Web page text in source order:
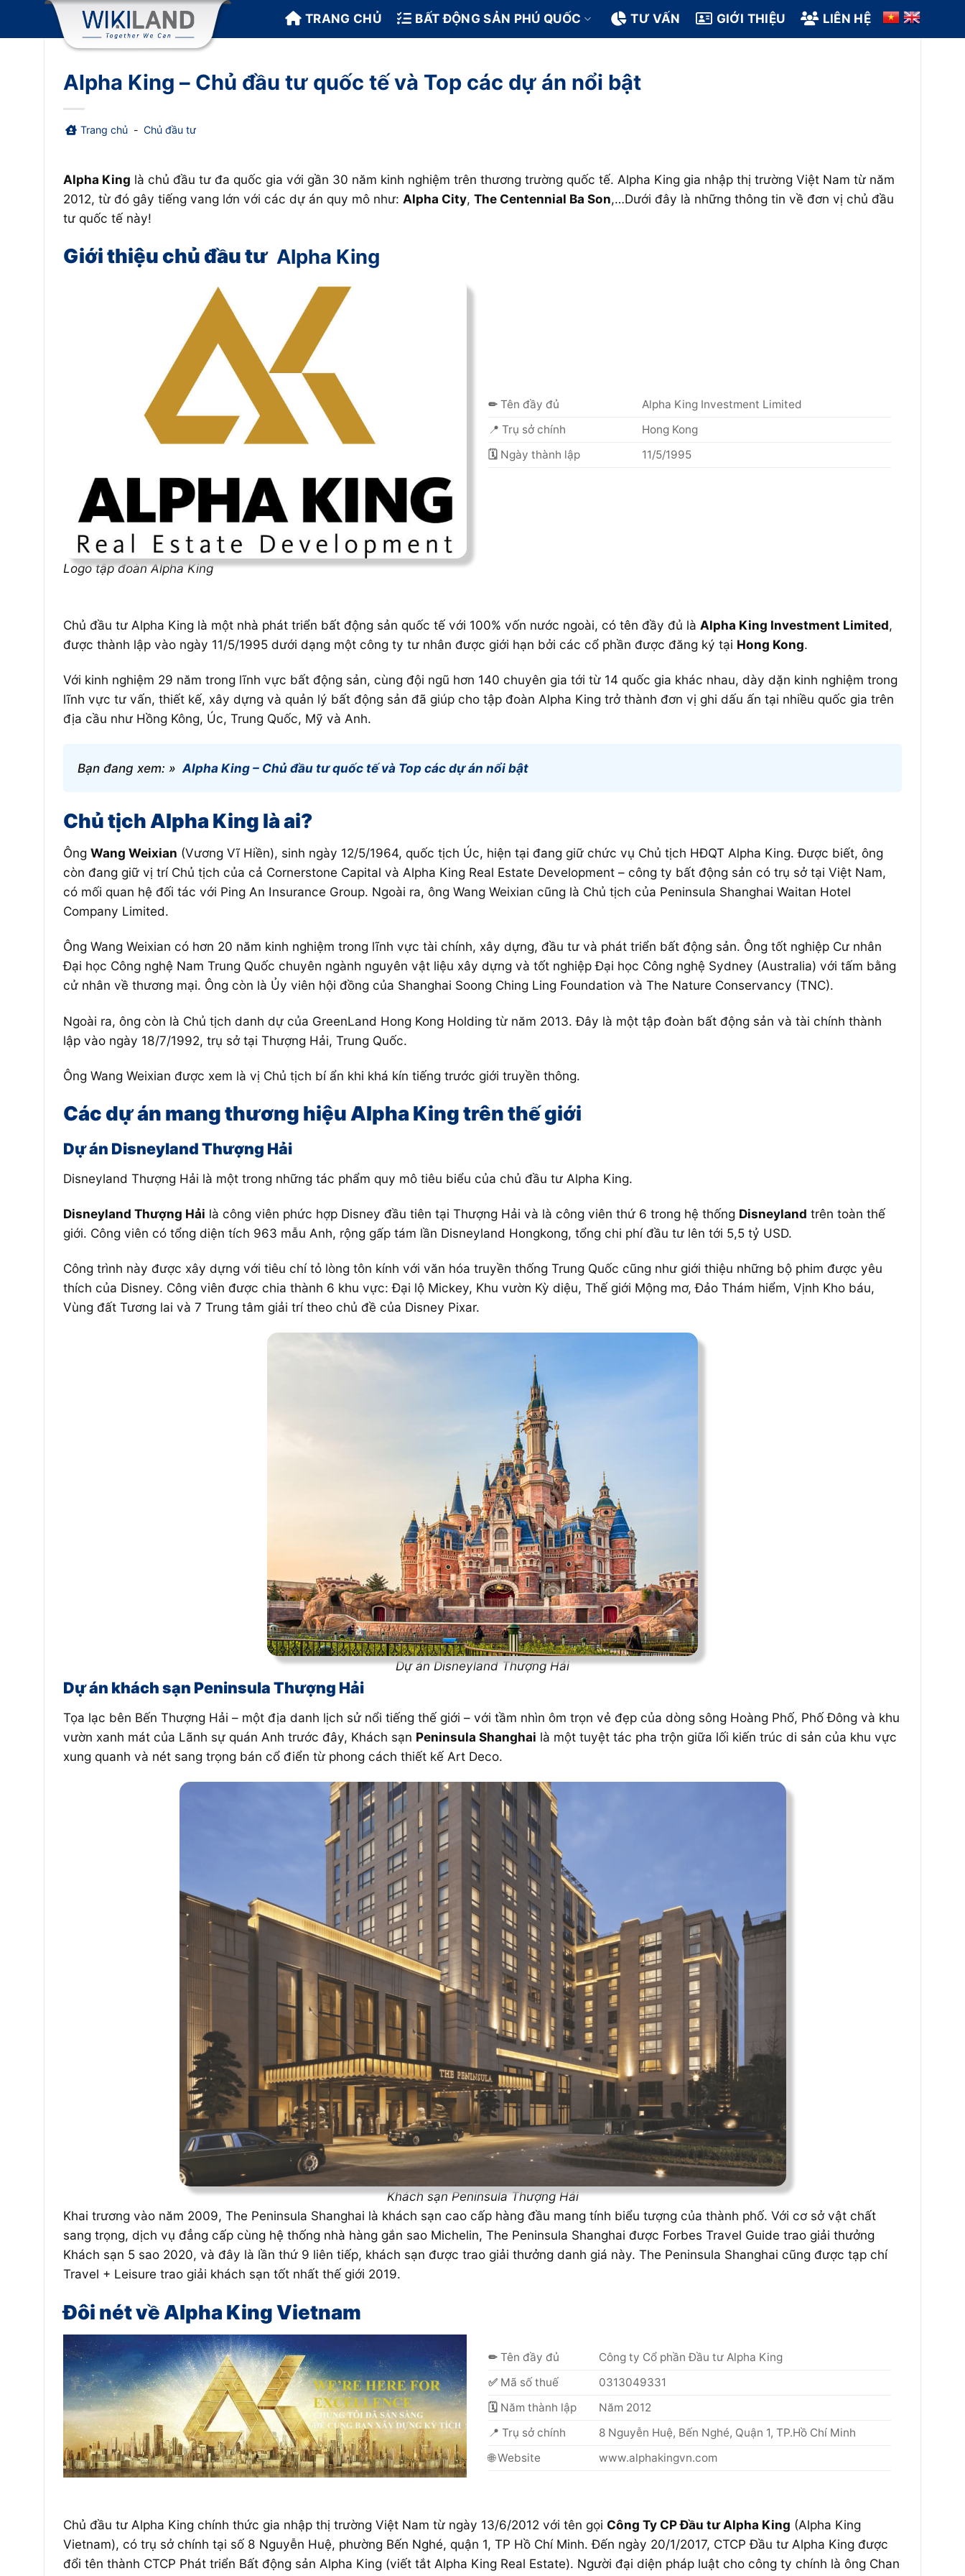
TRANG CHỦ BẤT ĐỘNG SẢN PHÚ QUỐC TƯ VẤN GIỚI THIỆU LIÊN HỆ
Alpha King – Chủ đầu tư quốc tế và Top các dự án nổi bật
Trang chủ - Chủ đầu tư
Alpha King là chủ đầu tư đa quốc gia với gần 30 năm kinh nghiệm trên thương trường quốc tế. Alpha King gia nhập thị trường Việt Nam từ năm
2012, từ đó gây tiếng vang lớn với các dự án quy mô như: Alpha City, The Centennial Ba Son,…Dưới đây là những thông tin về đơn vị chủ đầu
tư quốc tế này!
Giới thiệu chủ đầu tư Alpha King
Logo tập đoàn Alpha King
✏ Tên đầy đủ
Alpha King Investment Limited
📍 Trụ sở chính
Hong Kong
🗓 Ngày thành lập 11/5/1995
Chủ đầu tư Alpha King là một nhà phát triển bất động sản quốc tế với 100% vốn nước ngoài, có tên đầy đủ là Alpha King Investment Limited,
được thành lập vào ngày 11/5/1995 dưới dạng một công ty tư nhân được giới hạn bởi các cổ phần được đăng ký tại Hong Kong.
Với kinh nghiệm 29 năm trong lĩnh vực bất động sản, cùng đội ngũ hơn 140 chuyên gia tới từ 14 quốc gia khác nhau, dày dặn kinh nghiệm trong
lĩnh vực tư vấn, thiết kế, xây dựng và quản lý bất động sản đã giúp cho tập đoàn Alpha King trở thành đơn vị ghi dấu ấn tại nhiều quốc gia trên
địa cầu như Hồng Kông, Úc, Trung Quốc, Mỹ và Anh.
Bạn đang xem: » Alpha King – Chủ đầu tư quốc tế và Top các dự án nổi bật
Chủ tịch Alpha King là ai?
Ông Wang Weixian (Vương Vĩ Hiền), sinh ngày 12/5/1964, quốc tịch Úc, hiện tại đang giữ chức vụ Chủ tịch HĐQT Alpha King. Được biết, ông
còn đang giữ vị trí Chủ tịch của cả Cornerstone Capital và Alpha King Real Estate Development – công ty bất động sản có trụ sở tại Việt Nam,
có mối quan hệ đối tác với Ping An Insurance Group. Ngoài ra, ông Wang Weixian cũng là Chủ tịch của Peninsula Shanghai Waitan Hotel
Company Limited.
Ông Wang Weixian có hơn 20 năm kinh nghiệm trong lĩnh vực tài chính, xây dựng, đầu tư và phát triển bất động sản. Ông tốt nghiệp Cư nhân
Đại học Công nghệ Nam Trung Quốc chuyên ngành nguyên vật liệu xây dựng và tốt nghiệp Đại học Công nghệ Sydney (Australia) với tấm bằng
cử nhân về thương mại. Ông còn là Ủy viên hội đồng của Shanghai Soong Ching Ling Foundation và The Nature Conservancy (TNC).
Ngoài ra, ông còn là Chủ tịch danh dự của GreenLand Hong Kong Holding từ năm 2013. Đây là một tập đoàn bất động sản và tài chính thành
lập vào ngày 18/7/1992, trụ sở tại Thượng Hải, Trung Quốc.
Ông Wang Weixian được xem là vị Chủ tịch bí ẩn khi khá kín tiếng trước giới truyền thông.
Các dự án mang thương hiệu Alpha King trên thế giới
Dự án Disneyland Thượng Hải
Disneyland Thượng Hải là một trong những tác phẩm quy mô tiêu biểu của chủ đầu tư Alpha King.
Disneyland Thượng Hải là công viên phức hợp Disney đầu tiên tại Thượng Hải và là công viên thứ 6 trong hệ thống Disneyland trên toàn thế
giới. Công viên có tổng diện tích 963 mẫu Anh, rộng gấp tám lần Disneyland Hongkong, tổng chi phí đầu tư lên tới 5,5 tỷ USD.
Công trình này được xây dựng với tiêu chí tỏ lòng tôn kính với văn hóa truyền thống Trung Quốc cũng như giới thiệu những bộ phim được yêu
thích của Disney. Công viên được chia thành 6 khu vực: Đại lộ Mickey, Khu vườn Kỳ diệu, Thế giới Mộng mơ, Đảo Thám hiểm, Vịnh Kho báu,
Vùng đất Tương lai và 7 Trung tâm giải trí theo chủ đề của Disney Pixar.
Dự án Disneyland Thượng Hải
Dự án khách sạn Peninsula Thượng Hải
Tọa lạc bên Bến Thượng Hải – một địa danh lịch sử nổi tiếng thế giới – với tầm nhìn ôm trọn vẻ đẹp của dòng sông Hoàng Phố, Phố Đông và khu
vườn xanh mát của Lãnh sự quán Anh trước đây, Khách sạn Peninsula Shanghai là một tuyệt tác pha trộn giữa lối kiến trúc di sản của khu vực
xung quanh và nét sang trọng bán cổ điển từ phong cách thiết kế Art Deco.
Khách sạn Peninsula Thượng Hải
Khai trương vào năm 2009, The Peninsula Shanghai là khách sạn cao cấp hàng đầu mang tính biểu tượng của thành phố. Với cơ sở vật chất
sang trọng, dịch vụ đẳng cấp cùng hệ thống nhà hàng gắn sao Michelin, The Peninsula Shanghai được Forbes Travel Guide trao giải thưởng
Khách sạn 5 sao 2020, và đây là lần thứ 9 liên tiếp, khách sạn được trao giải thưởng danh giá này. The Peninsula Shanghai cũng được tạp chí
Travel + Leisure trao giải khách sạn tốt nhất thế giới 2019.
Đôi nét về Alpha King Vietnam
✏ Tên đầy đủ
Công ty Cổ phần Đầu tư Alpha King
✅ Mã số thuế
0313049331
🗓 Năm thành lập
Năm 2012
📍 Trụ sở chính
8 Nguyễn Huệ, Bến Nghé, Quận 1, TP.Hồ Chí Minh
🌐 Website
www.alphakingvn.com
Chủ đầu tư Alpha King chính thức gia nhập thị trường Việt Nam từ ngày 13/6/2012 với tên gọi Công Ty CP Đầu tư Alpha King (Alpha King
Vietnam), có trụ sở chính tại số 8 Nguyễn Huệ, phường Bến Nghé, quận 1, TP Hồ Chí Minh. Đến ngày 20/1/2017, CTCP Đầu tư Alpha King được
đổi tên thành CTCP Phát triển Bất động sản Alpha King (viết tắt Alpha King Real Estate). Người đại diện pháp luật cho công ty chính là ông Chan